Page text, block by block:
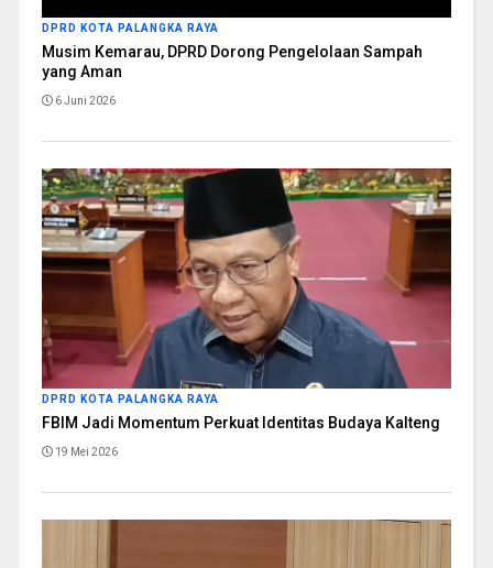
DPRD KOTA PALANGKA RAYA
Musim Kemarau, DPRD Dorong Pengelolaan Sampah
yang Aman
6 Juni 2026
DPRD KOTA PALANGKA RAYA
FBIM Jadi Momentum Perkuat Identitas Budaya Kalteng
19 Mei 2026